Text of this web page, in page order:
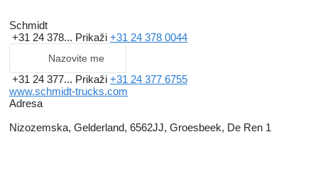
Schmidt
+31 24 378... Prikaži +31 24 378 0044
Nazovite me
+31 24 377... Prikaži +31 24 377 6755
www.schmidt-trucks.com
Adresa
Nizozemska, Gelderland, 6562JJ, Groesbeek, De Ren 1